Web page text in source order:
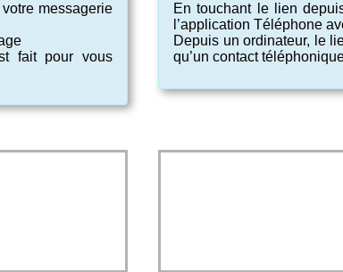
messagerie
fait pour vous
En touchant le lien
l’application Téléphone
Depuis un ordinateur, le
qu’un contact